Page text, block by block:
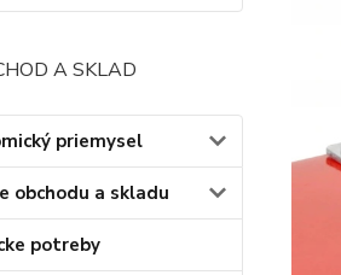
A SKLAD
priemysel
obchodu a skladu
potreby